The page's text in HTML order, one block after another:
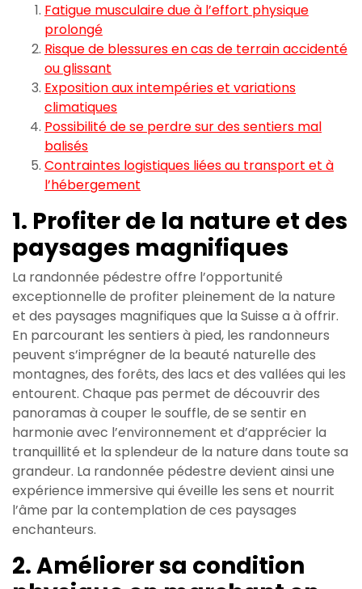
Fatigue musculaire due à l’effort physique
prolongé
Risque de blessures en cas de terrain accidenté
ou glissant
Exposition aux intempéries et variations
climatiques
Possibilité de se perdre sur des sentiers mal
balisés
Contraintes logistiques liées au transport et à
l’hébergement
1. Profiter de la nature et des
paysages magnifiques
La randonnée pédestre offre l’opportunité
exceptionnelle de profiter pleinement de la nature
et des paysages magnifiques que la Suisse a à offrir.
En parcourant les sentiers à pied, les randonneurs
peuvent s’imprégner de la beauté naturelle des
montagnes, des forêts, des lacs et des vallées qui les
entourent. Chaque pas permet de découvrir des
panoramas à couper le souffle, de se sentir en
harmonie avec l’environnement et d’apprécier la
tranquillité et la splendeur de la nature dans toute sa
grandeur. La randonnée pédestre devient ainsi une
expérience immersive qui éveille les sens et nourrit
l’âme par la contemplation de ces paysages
enchanteurs.
2. Améliorer sa condition